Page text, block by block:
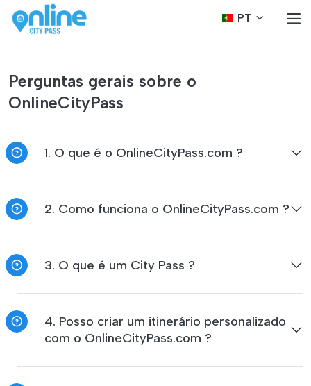
PT
Perguntas gerais sobre o
OnlineCityPass
1. O que é o OnlineCityPass.com ?
2. Como funciona o OnlineCityPass.com ?
3. O que é um City Pass ?
4. Posso criar um itinerário personalizado
com o OnlineCityPass.com ?